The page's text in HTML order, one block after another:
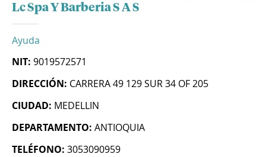
Lc Spa Y Barberia S A S
Ayuda
NIT: 9019572571
DIRECCIÓN: CARRERA 49 129 SUR 34 OF 205
CIUDAD: MEDELLIN
DEPARTAMENTO: ANTIOQUIA
TELÉFONO: 3053090959